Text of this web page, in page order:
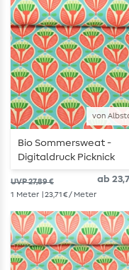
von
Bio Sommersweat -
Digitaldruck Picknick
Türkis
UVP 27,89 € ab
1 Meter | 23,71 € / Meter